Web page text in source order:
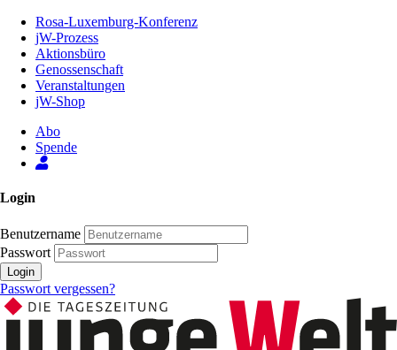
Inhalt
Seite
Rosa-Luxemburg-Konferenz
jW-Prozess
Aktionsbüro
Genossenschaft
Veranstaltungen
jW-Shop
Abo
Spende
Login
Benutzername
Passwort
Login
Passwort vergessen?